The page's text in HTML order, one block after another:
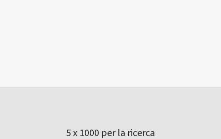
5 x 1000 per la ricerca